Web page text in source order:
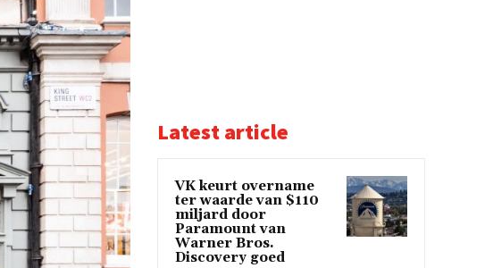
Latest article
VK keurt overname
ter waarde van $110
miljard door
Paramount van
Warner Bros.
Discovery goed